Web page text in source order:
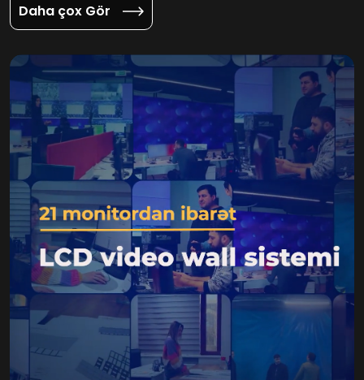
Daha çox Gör